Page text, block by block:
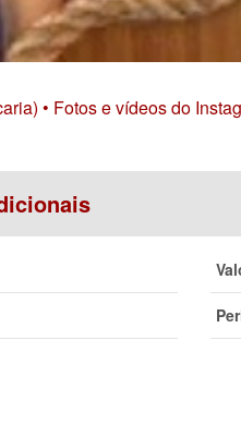
• Fotos e vídeos do